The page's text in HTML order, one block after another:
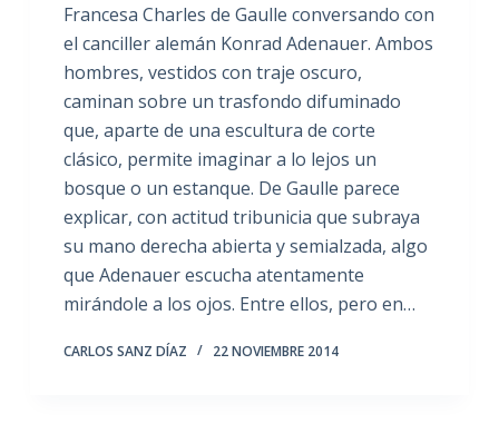
Francesa Charles de Gaulle conversando con
el canciller alemán Konrad Adenauer. Ambos
hombres, vestidos con traje oscuro,
caminan sobre un trasfondo difuminado
que, aparte de una escultura de corte
clásico, permite imaginar a lo lejos un
bosque o un estanque. De Gaulle parece
explicar, con actitud tribunicia que subraya
su mano derecha abierta y semialzada, algo
que Adenauer escucha atentamente
mirándole a los ojos. Entre ellos, pero en…
CARLOS SANZ DÍAZ 22 NOVIEMBRE 2014